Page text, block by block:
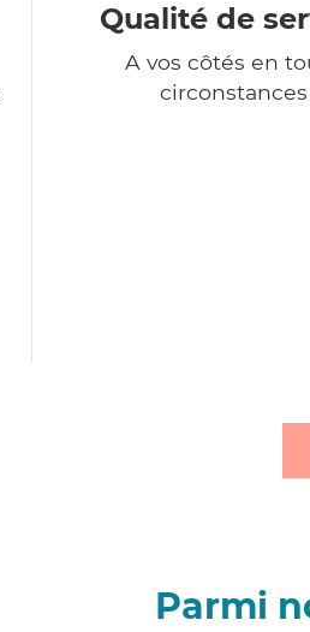
Qualité de
A vos côtés en
circonstances
Parmi